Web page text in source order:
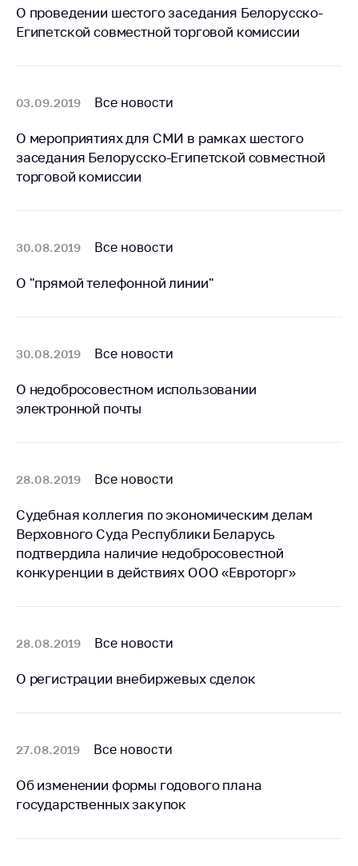
Деятельность
регулирование и
конкуренция
Торговля и услуги
Регулирование и
контроль закупок
рекламной
деятельности
нетарифного
регулирования
деятельность в
Беларусь
Защита
персональных
данных
Обратиться в МАРТ
Личный прием
граждан и юр. лиц
Электронные
обращения
О проведении шестого заседания Белорусско-
Египетской совместной торговой комиссии
03.09.2019 Все новости
О мероприятиях для СМИ в рамках шестого
заседания Белорусско-Египетской совместной
торговой комиссии
30.08.2019 Все новости
О "прямой телефонной линии"
30.08.2019 Все новости
О недобросовестном использовании
электронной почты
28.08.2019 Все новости
Судебная коллегия по экономическим делам
Верховного Суда Республики Беларусь
подтвердила наличие недобросовестной
конкуренции в действиях ООО «Евроторг»
28.08.2019 Все новости
О регистрации внебиржевых сделок
27.08.2019 Все новости
Об изменении формы годового плана
государственных закупок